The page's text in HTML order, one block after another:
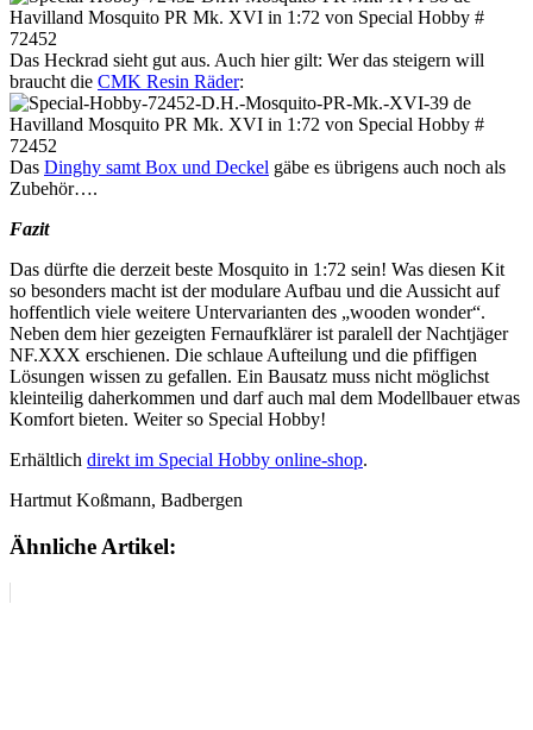
Das Heckrad sieht gut aus. Auch hier gilt: Wer das steigern will
braucht die CMK Resin Räder:
Das Dinghy samt Box und Deckel gäbe es übrigens auch noch als
Zubehör….
Fazit
Das dürfte die derzeit beste Mosquito in 1:72 sein! Was diesen Kit
so besonders macht ist der modulare Aufbau und die Aussicht auf
hoffentlich viele weitere Untervarianten des „wooden wonder“.
Neben dem hier gezeigten Fernaufklärer ist paralell der Nachtjäger
NF.XXX erschienen. Die schlaue Aufteilung und die pfiffigen
Lösungen wissen zu gefallen. Ein Bausatz muss nicht möglichst
kleinteilig daherkommen und darf auch mal dem Modellbauer etwas
Komfort bieten. Weiter so Special Hobby!
Erhältlich direkt im Special Hobby online-shop.
Hartmut Koßmann, Badbergen
Ähnliche Artikel: